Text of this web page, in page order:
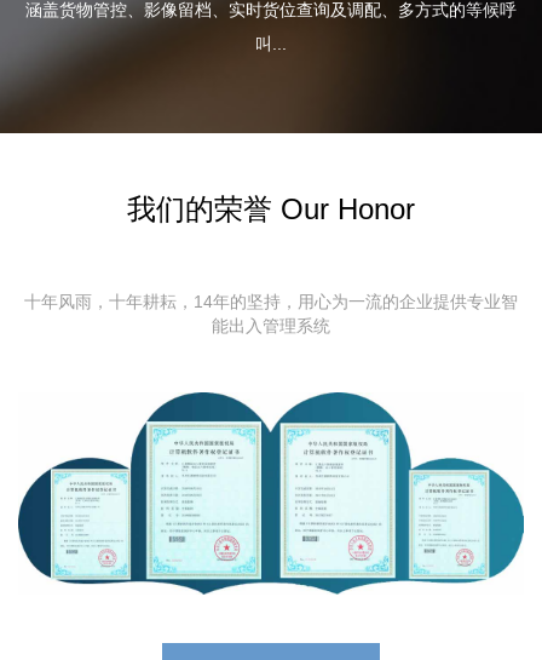
涵盖货物管控、影像留档、实时货位查询及调配、多方式的等候呼
叫...
我们的荣誉 Our Honor
十年风雨，十年耕耘，14年的坚持，用心为一流的企业提供专业智
能出入管理系统